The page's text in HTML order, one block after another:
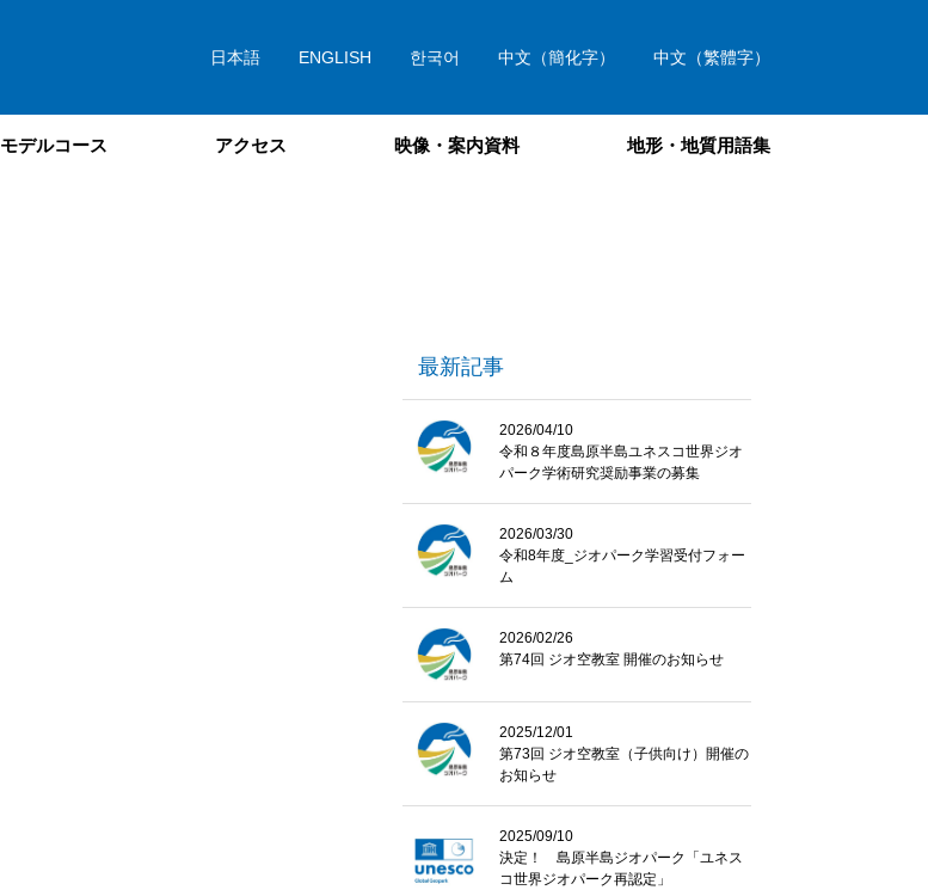
日本語 ENGLISH 한국어 中文（簡化字） 中文（繁體字）
モデルコース アクセス 映像・案内資料 地形・地質用語集
最新記事
2026/04/10
令和８年度島原半島ユネスコ世界ジオ
パーク学術研究奨励事業の募集
2026/03/30
令和8年度_ジオパーク学習受付フォー
ム
2026/02/26
第74回 ジオ空教室 開催のお知らせ
2025/12/01
第73回 ジオ空教室（子供向け）開催の
お知らせ
2025/09/10
決定！ 島原半島ジオパーク「ユネス
コ世界ジオパーク再認定」